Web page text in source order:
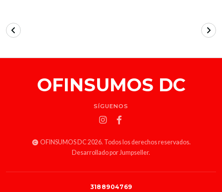
OFINSUMOS DC
SÍGUENOS
OFINSUMOS DC 2026. Todos los derechos reservados.
Desarrollado por Jumpseller.
3188904769